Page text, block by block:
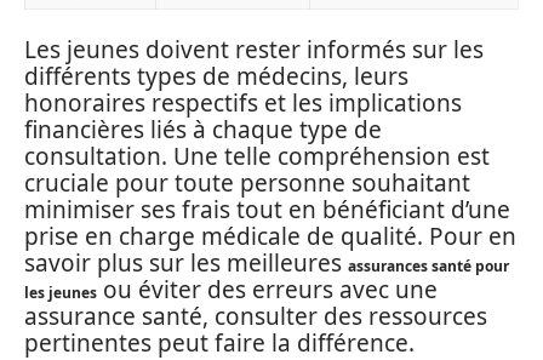
Les jeunes doivent rester informés sur les
différents types de médecins, leurs
honoraires respectifs et les implications
financières liés à chaque type de
consultation. Une telle compréhension est
cruciale pour toute personne souhaitant
minimiser ses frais tout en bénéficiant d’une
prise en charge médicale de qualité. Pour en
savoir plus sur les meilleures assurances santé pour
les jeunes ou éviter des erreurs avec une
assurance santé, consulter des ressources
pertinentes peut faire la différence.